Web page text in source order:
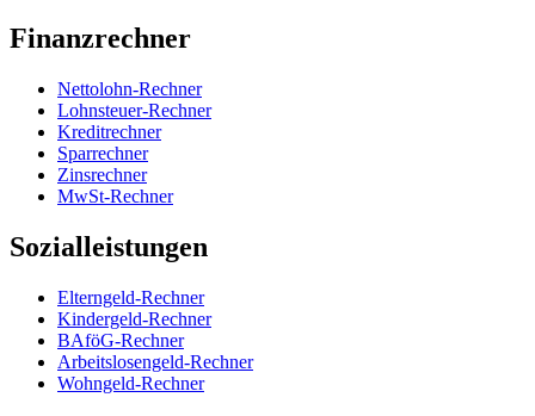
Finanzrechner
Nettolohn-Rechner
Lohnsteuer-Rechner
Kreditrechner
Sparrechner
Zinsrechner
MwSt-Rechner
Sozialleistungen
Elterngeld-Rechner
Kindergeld-Rechner
BAföG-Rechner
Arbeitslosengeld-Rechner
Wohngeld-Rechner